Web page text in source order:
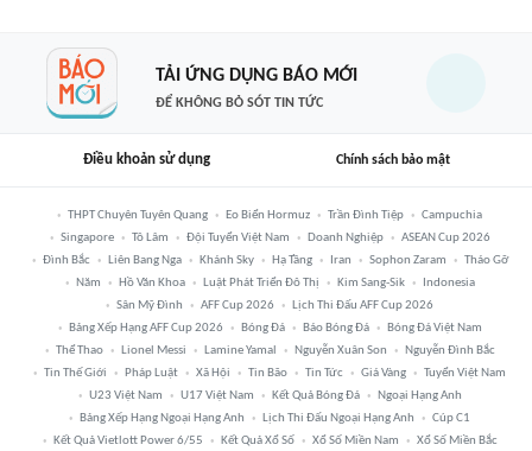
TẢI ỨNG DỤNG BÁO MỚI
ĐỂ KHÔNG BỎ SÓT TIN TỨC
Điều khoản sử dụng Chính sách bảo mật
THPT Chuyên Tuyên Quang Eo Biển Hormuz Trần Đình Tiệp
Campuchia
Singapore
Tô Lâm Đội Tuyển Việt Nam Doanh Nghiệp
ASEAN Cup 2026
Đình Bắc
Liên Bang Nga Khánh Sky Hạ Tầng Iran Sophon Zaram
Tháo Gỡ
Năm
Hồ Văn Khoa Luật Phát Triển Đô Thị Kim Sang-Sik
Indonesia
Sân Mỹ Đình
AFF Cup 2026
Lịch Thi Đấu AFF Cup 2026
Bảng Xếp Hạng AFF Cup 2026
Bóng Đá Báo Bóng Đá
Bóng Đá Việt Nam
Thể Thao
Lionel Messi Lamine Yamal Nguyễn Xuân Son
Nguyễn Đình Bắc
Tin Thế Giới
Pháp Luật Xã Hội Tin Bão Tin Tức Giá Vàng
Tuyển Việt Nam
U23 Việt Nam
U17 Việt Nam Kết Quả Bóng Đá
Ngoại Hạng Anh
Bảng Xếp Hạng Ngoại Hạng Anh
Lịch Thi Đấu Ngoại Hạng Anh
Cúp C1
Kết Quả Vietlott Power 6/55
Kết Quả Xổ Số Xổ Số Miền Nam Xổ Số Miền Bắc